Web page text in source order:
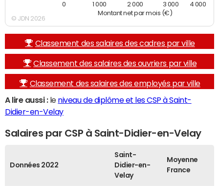
Montant net par mois (€)
0 1 000 2 000 3 000 4 000
© JDN 2026
Classement des salaires des cadres par ville
Classement des salaires des ouvriers par ville
Classement des salaires des employés par ville
A lire aussi :le niveau de diplôme et les CSP à Saint-
Didier-en-Velay
Salaires par CSP à Saint-Didier-en-Velay
Données 2022
Saint-
Didier-en-
Velay
Moyenne
France